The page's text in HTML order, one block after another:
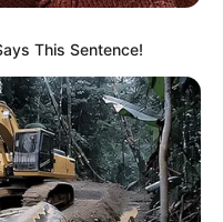
This Sentence!